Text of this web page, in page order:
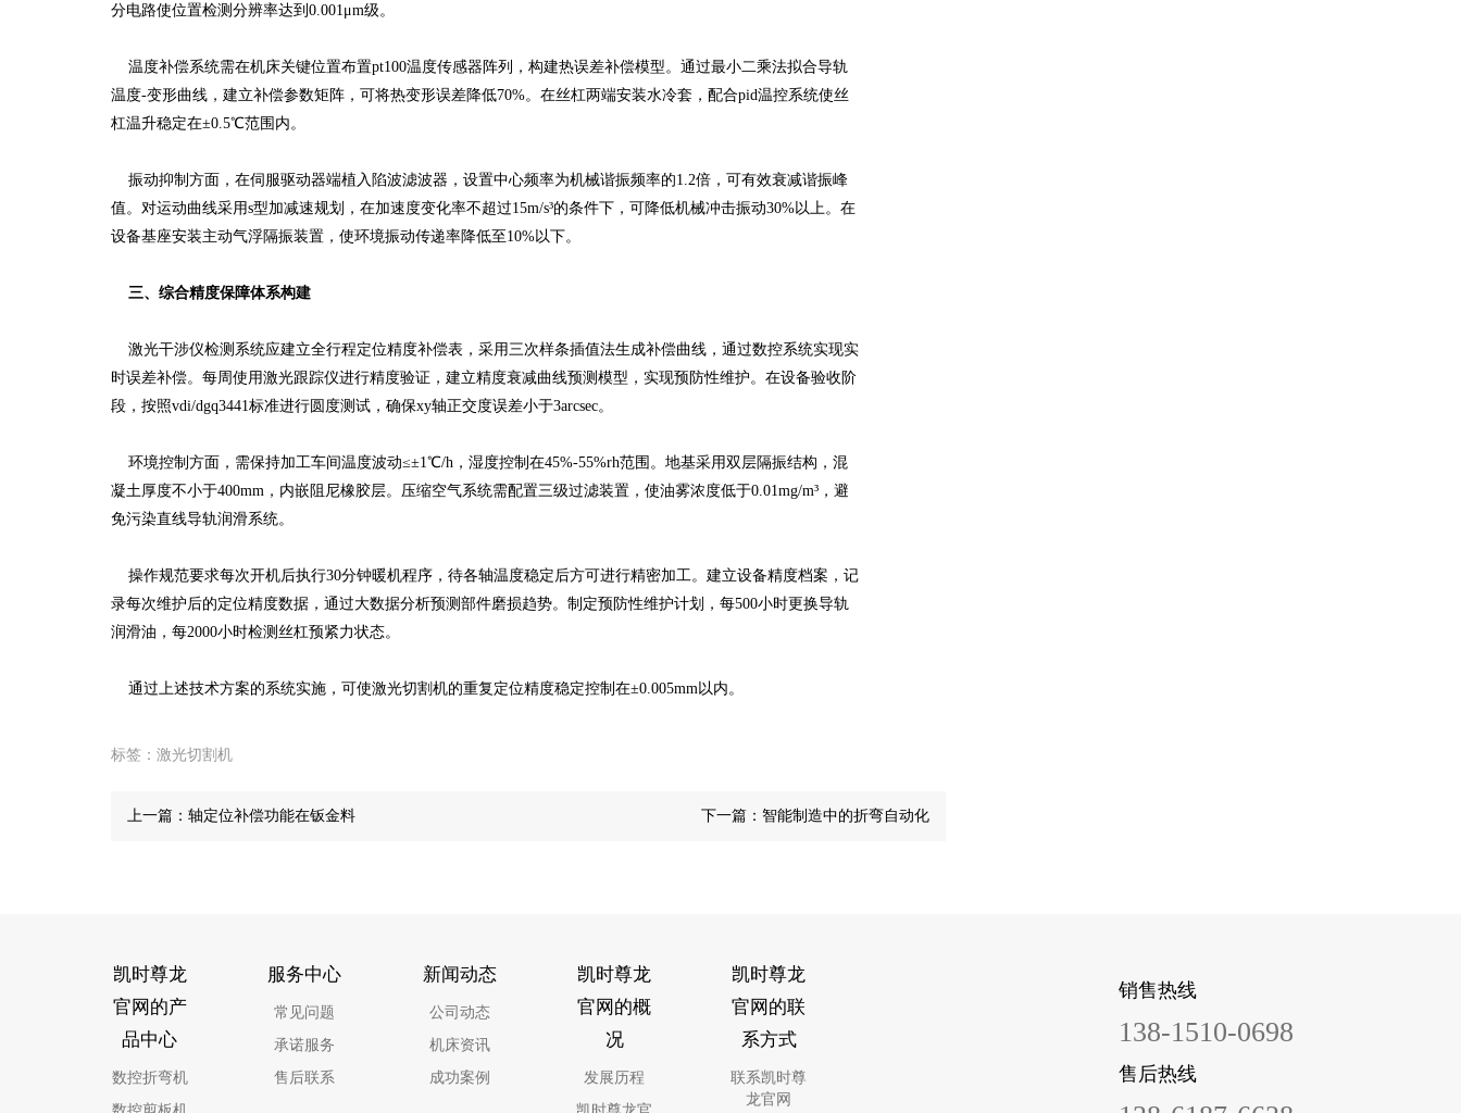
分电路使位置检测分辨率达到0.001μm级。
温度补偿系统需在机床关键位置布置pt100温度传感器阵列，构建热误差补偿模型。通过最小二乘法拟合导轨
温度-变形曲线，建立补偿参数矩阵，可将热变形误差降低70%。在丝杠两端安装水冷套，配合pid温控系统使丝
杠温升稳定在±0.5℃范围内。
振动抑制方面，在伺服驱动器端植入陷波滤波器，设置中心频率为机械谐振频率的1.2倍，可有效衰减谐振峰
值。对运动曲线采用s型加减速规划，在加速度变化率不超过15m/s³的条件下，可降低机械冲击振动30%以上。在
设备基座安装主动气浮隔振装置，使环境振动传递率降低至10%以下。
三、综合精度保障体系构建
激光干涉仪检测系统应建立全行程定位精度补偿表，采用三次样条插值法生成补偿曲线，通过数控系统实现实
时误差补偿。每周使用激光跟踪仪进行精度验证，建立精度衰减曲线预测模型，实现预防性维护。在设备验收阶
段，按照vdi/dgq3441标准进行圆度测试，确保xy轴正交度误差小于3arcsec。
环境控制方面，需保持加工车间温度波动≤±1℃/h，湿度控制在45%-55%rh范围。地基采用双层隔振结构，混
凝土厚度不小于400mm，内嵌阻尼橡胶层。压缩空气系统需配置三级过滤装置，使油雾浓度低于0.01mg/m³，避
免污染直线导轨润滑系统。
操作规范要求每次开机后执行30分钟暖机程序，待各轴温度稳定后方可进行精密加工。建立设备精度档案，记
录每次维护后的定位精度数据，通过大数据分析预测部件磨损趋势。制定预防性维护计划，每500小时更换导轨
润滑油，每2000小时检测丝杠预紧力状态。
通过上述技术方案的系统实施，可使激光切割机的重复定位精度稳定控制在±0.005mm以内。
标签： 激光切割机
上一篇：轴定位补偿功能在钣金料 下一篇： 智能制造中的折弯自动化
凯时尊龙
官网的产
品中心
数控折弯机
服务中心
常见问题
承诺服务
售后联系
新闻动态
公司动态
机床资讯
成功案例
凯时尊龙
官网的概
况
发展历程
凯时尊龙
官网的联
系方式
联系凯时尊
龙官网
销售热线
138-1510-0698
售后热线